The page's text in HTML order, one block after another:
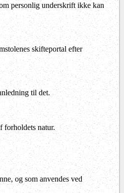
personlig underskrift ikke kan
skifteportal efter
til det.
forholdets natur.
og som anvendes ved